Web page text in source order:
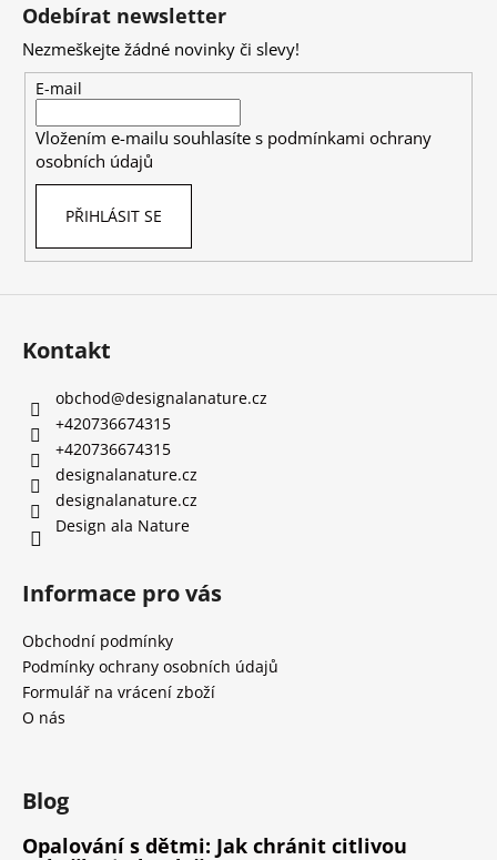
Odebírat newsletter
Nezmeškejte žádné novinky či slevy!
E-mail
Vložením e-mailu souhlasíte s podmínkami ochrany
osobních údajů
PŘIHLÁSIT SE
Kontakt
obchod@designalanature.cz
+420736674315
+420736674315
designalanature.cz
designalanature.cz
Design ala Nature
Informace pro vás
Obchodní podmínky
Podmínky ochrany osobních údajů
Formulář na vrácení zboží
O nás
Blog
Opalování s dětmi: Jak chránit citlivou